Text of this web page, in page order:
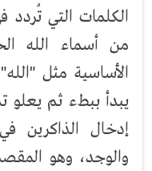
الكلمات التي تُردد
من أسماء الله
الأساسية مثل
يبدأ ببطء ثم يعلو
إدخال الذاكرين
والوجد، وهو